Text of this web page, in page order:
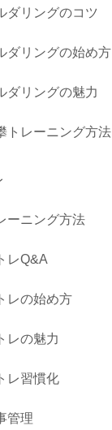
ダリングのコツ
ダリングの始め方
ダリングの魅力
トレーニング方法
ーニング方法
レQ&A
レの始め方
レの魅力
レ習慣化
管理